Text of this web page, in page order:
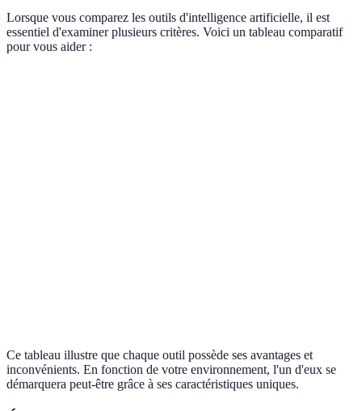
Lorsque vous comparez les outils d'intelligence artificielle, il est
essentiel d'examiner plusieurs critères. Voici un tableau comparatif
pour vous aider :
Ce tableau illustre que chaque outil possède ses avantages et
inconvénients. En fonction de votre environnement, l'un d'eux se
démarquera peut-être grâce à ses caractéristiques uniques.